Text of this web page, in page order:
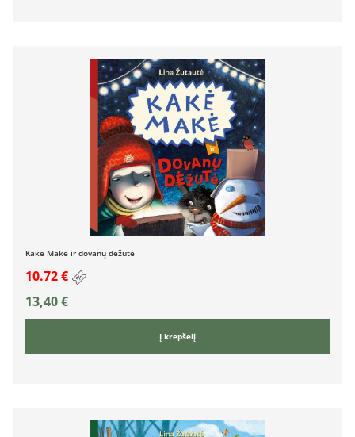
Kakė Makė ir dovanų dėžutė
10.72 €
13,40€
Į krepšelį